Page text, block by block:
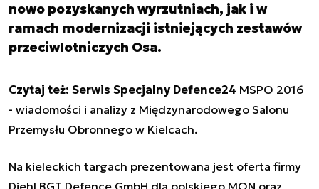
nowo pozyskanych wyrzutniach, jak i w
ramach modernizacji istniejących zestawów
przeciwlotniczych Osa.
Czytaj też: Serwis Specjalny Defence24 MSPO 2016
- wiadomości i analizy z Międzynarodowego Salonu
Przemysłu Obronnego w Kielcach.
Na kieleckich targach prezentowana jest oferta firmy
Diehl BGT Defence GmbH dla polskiego MON oraz